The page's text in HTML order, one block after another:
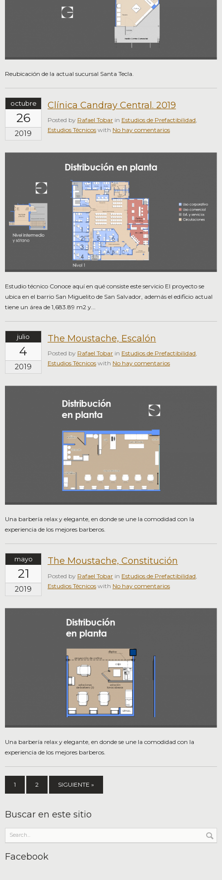
Reubicación de la actual sucursal Santa Tecla.
octubre
26
2019
Clínica Candray Central. 2019
Posted by Rafael Tobar in Estudios de Prefactibilidad,
Estudios Técnicos with No hay comentarios
Estudio técnico Conoce aquí en qué consiste este servicio El proyecto se
ubica en el barrio San Miguelito de San Salvador, además el edificio actual
tiene un área de 1,683.89 m2 y...
julio
4
2019
The Moustache, Escalón
Posted by Rafael Tobar in Estudios de Prefactibilidad,
Estudios Técnicos with No hay comentarios
Una barbería relax y elegante, en donde se une la comodidad con la
experiencia de los mejores barberos.
mayo
21
2019
The Moustache, Constitución
Posted by Rafael Tobar in Estudios de Prefactibilidad,
Estudios Técnicos with No hay comentarios
Una barbería relax y elegante, en donde se une la comodidad con la
experiencia de los mejores barberos.
1 2 SIGUIENTE »
Buscar en este sitio
Facebook